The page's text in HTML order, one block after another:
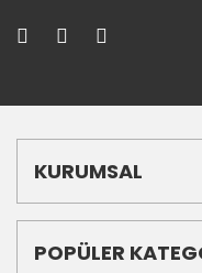
KURUMSAL
POPÜLER